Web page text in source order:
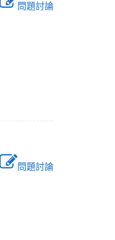
問題討論
問題討論